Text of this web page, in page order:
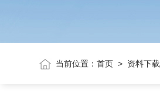
当前位置：首页 > 资料下载